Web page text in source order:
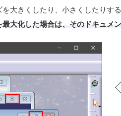
を大きくしたり、小さくしたりす
最大化した場合は、そのドキュメ